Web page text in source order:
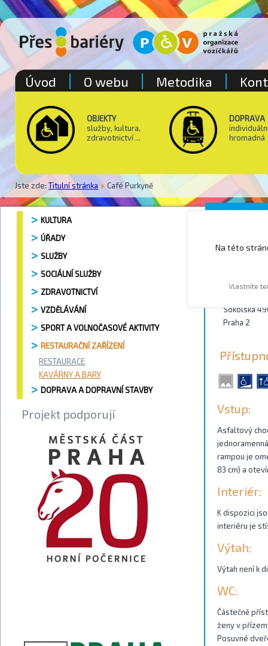
OBJEKTY
služby, kultura,
zdravotnictví ...
DOPRAVA
hromadná
Jste zde: Titulní stránka Café Purkyně
Úvod O webu Metodika
KULTURA
ÚŘADY
SLUŽBY
SOCIÁLNÍ SLUŽBY
ZDRAVOTNICTVÍ
VZDĚLÁVÁNÍ
SPORT A VOLNOČASOVÉ AKTIVITY
RESTAURAČNÍ ZAŘÍZENÍ
RESTAURACE
KAVÁRNY A BARY
DOPRAVA A DOPRAVNÍ STAVBY
Projekt podporují
Sokolská
Praha 2
Vstup:
Asfaltový
rampou je
83 cm) a
Interiér:
K dispozici
interiéru je
Výtah:
Výtah není k
WC:
Částečně
ženy v
Posuvné
Na této
Vlastníte